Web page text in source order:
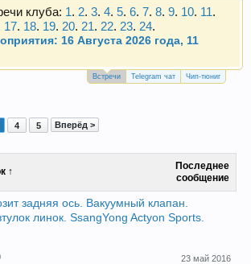
клуба: 1. 2. 3. 4. 5. 6. 7. 8. 9. 10. 11.
17. 18. 19. 20. 21. 22. 23. 24.
16 Августа 2026 года, 11
участники нашего клуба!
(прошивка) дизелей от
Vahmurka
клуба:1.2 .3.4.5.6.7 .8.9.10
17.18.19.20.21.22.23.24.
16 Августа 2026 года, 11
Встречи Telegram чат Чип-тюниг
4 5 Вперёд >
↑
Последнее
сообщение
задняя ось. Вакуумный клапан.
линок. SsangYong Actyon Sports.
23 май 2016